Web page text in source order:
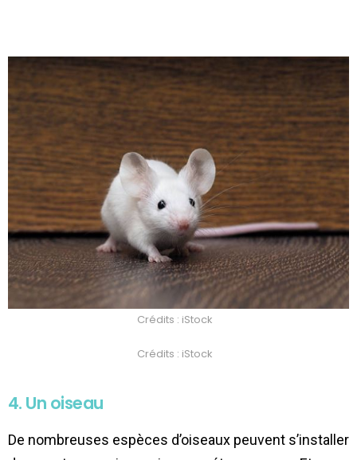
Crédits : iStock
Crédits : iStock
4. Un oiseau
De nombreuses espèces d’oiseaux peuvent s’installer